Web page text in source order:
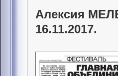
Алексия
16.11.2017.